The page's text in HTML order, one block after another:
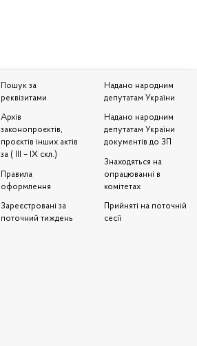
Пошук за
реквізитами
Архів
законопроєктів,
проєктів інших актів
за ( III – IX скл.)
Правила
оформлення
Зареєстровані за
поточний тиждень
Надано народним
депутатам України
Надано народним
депутатам України
документів до ЗП
Знаходяться на
опрацюванні в
комітетах
Прийняті на поточній
сесії